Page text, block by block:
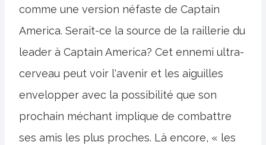
comme une version néfaste de Captain
America. Serait-ce la source de la raillerie du
leader à Captain America? Cet ennemi ultra-
cerveau peut voir l'avenir et les aiguilles
envelopper avec la possibilité que son
prochain méchant implique de combattre
ses amis les plus proches. Là encore, « les